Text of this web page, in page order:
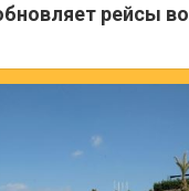
рейсы во